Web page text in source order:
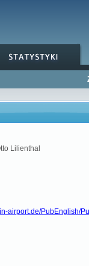
Lilienthal
airport.de/PubEnglish/